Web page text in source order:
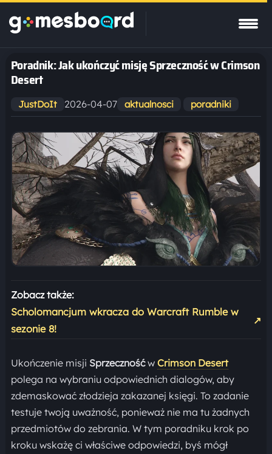
Poradnik: Jak ukończyć misję Sprzeczność w Crimson
Desert
JustDoIt 2026-04-07 aktualnosci poradniki
Zobacz także:
Scholomancjum wkracza do Warcraft Rumble w
sezonie 8!
↗
Ukończenie misji Sprzecznośćw Crimson Desert
polega na wybraniu odpowiednich dialogów, aby
zdemaskować złodzieja zakazanej księgi. To zadanie
testuje twoją uważność, ponieważ nie ma tu żadnych
przedmiotów do zebrania. W tym poradniku krok po
kroku wskażę ci właściwe odpowiedzi, byś mógł